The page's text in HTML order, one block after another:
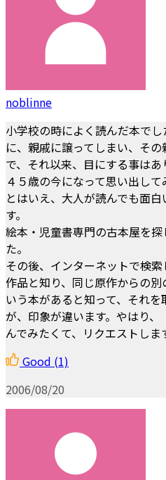
noblinne
小学校の時によく読んだ本で
に、親戚に譲ってしまい、そ
で、それ以来、目にする事はあ
４５歳の今になって思い出し
とはいえ、大人が読んでも面
す。
絵本・児童書専門の古本屋を
た。
その後、インターネットで検
作品と知り、同じ原作からの
いう本があると知って、それ
が、印象が違います。やはり
んでみたくて、リクエストしま
Good (1)
2006/08/20